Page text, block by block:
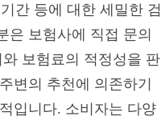
간 등에 대한 세밀한 검
은 보험사에 직접 문의
보험료의 적정성을 판
변의 추천에 의존하기
입니다. 소비자는 다양